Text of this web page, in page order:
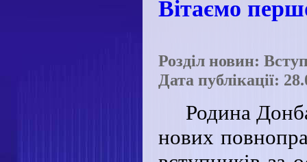
Вітаємо
Розділ новин:
Дата публікації:
Родина
нових